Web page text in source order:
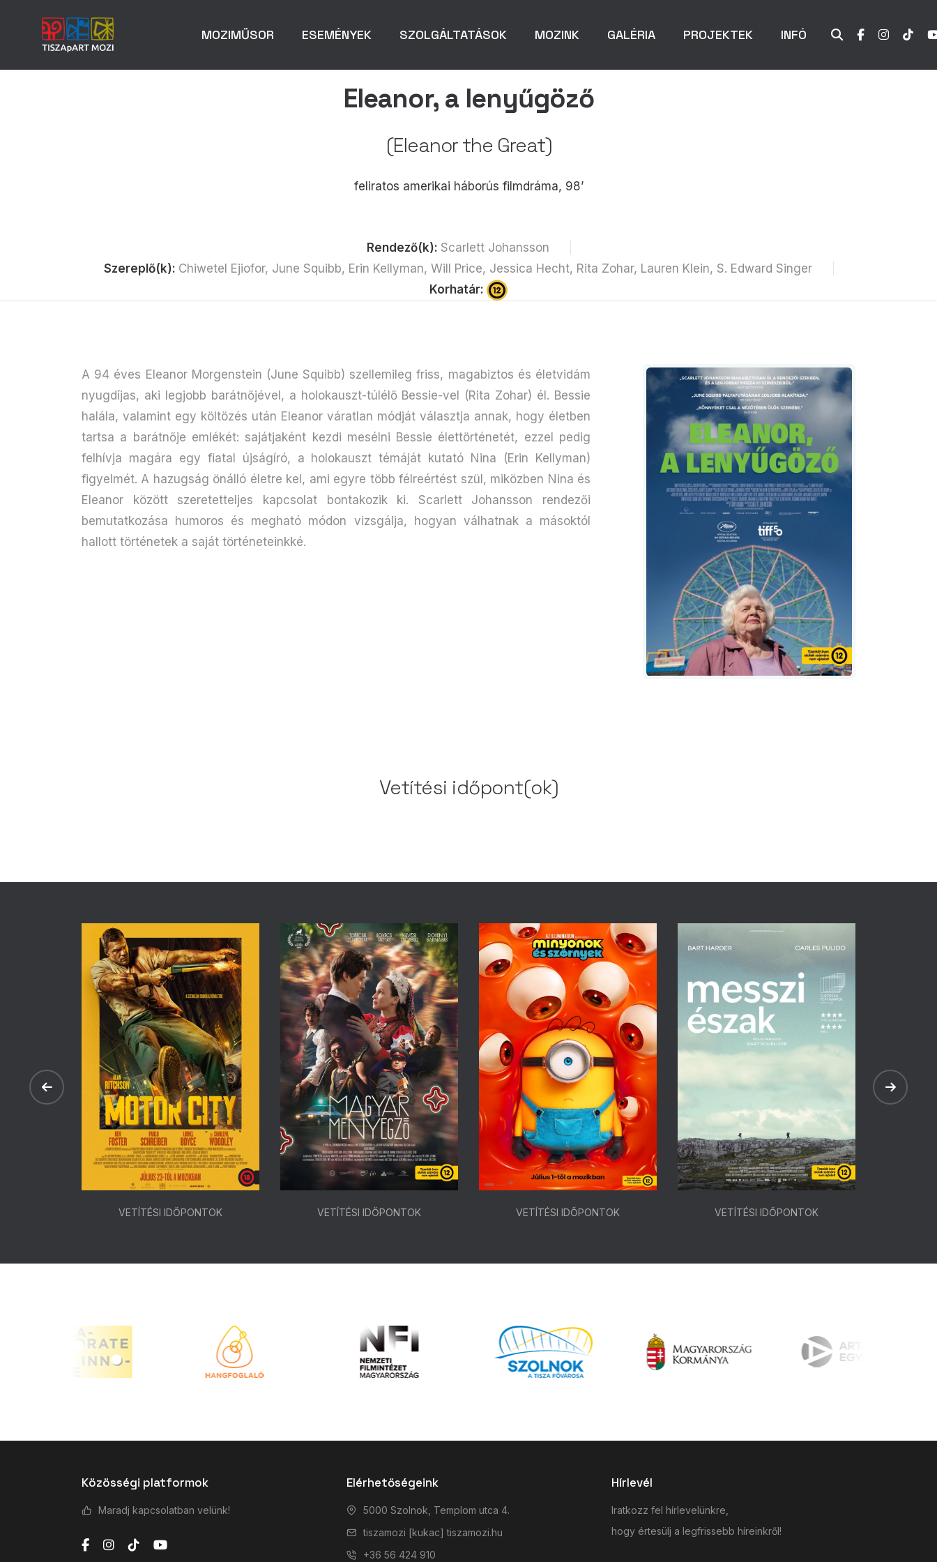
MOZIMŰSOR ESEMÉNYEK SZOLGÁLTATÁSOK MOZINK GALÉRIA PROJEKTEK INFÓ
Eleanor, a lenyűgöző
(Eleanor the Great)
feliratos amerikai háborús filmdráma, 98’
Rendező(k): Scarlett Johansson
Szereplő(k): Chiwetel Ejiofor, June Squibb, Erin Kellyman, Will Price, Jessica Hecht, Rita Zohar, Lauren Klein, S. Edward Singer
Korhatár:
A 94 éves Eleanor Morgenstein (June Squibb) szellemileg friss, magabiztos és életvidám
nyugdíjas, aki legjobb barátnőjével, a holokauszt-túlélő Bessie-vel (Rita Zohar) él. Bessie
halála, valamint egy költözés után Eleanor váratlan módját választja annak, hogy életben
tartsa a barátnője emlékét: sajátjaként kezdi mesélni Bessie élettörténetét, ezzel pedig
felhívja magára egy fiatal újságíró, a holokauszt témáját kutató Nina (Erin Kellyman)
figyelmét. A hazugság önálló életre kel, ami egyre több félreértést szül, miközben Nina és
Eleanor között szeretetteljes kapcsolat bontakozik ki. Scarlett Johansson rendezői
bemutatkozása humoros és megható módon vizsgálja, hogyan válhatnak a másoktól
hallott történetek a saját történeteinkké.
Vetítési időpont(ok)
VETÍTÉSI IDŐPONTOK VETÍTÉSI IDŐPONTOK VETÍTÉSI IDŐPONTOK VETÍTÉSI IDŐPONTOK
Közösségi platformok
Maradj kapcsolatban velünk!
Elérhetőségeink
5000 Szolnok, Templom utca 4.
tiszamozi [kukac] tiszamozi.hu
+36 56 424 910
Hírlevél
Iratkozz fel hírlevelünkre,
hogy értesülj a legfrissebb híreinkről!